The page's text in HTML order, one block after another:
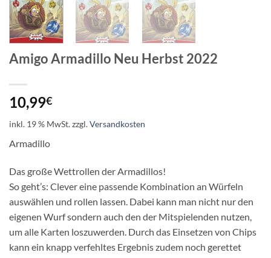
Amigo Armadillo Neu Herbst 2022
10,99€
inkl. 19 % MwSt.zzgl.Versandkosten
Armadillo
Das große Wettrollen der Armadillos!
So geht’s: Clever eine passende Kombination an Würfeln
auswählen und rollen lassen. Dabei kann man nicht nur den
eigenen Wurf sondern auch den der Mitspielenden nutzen,
um alle Karten loszuwerden. Durch das Einsetzen von Chips
kann ein knapp verfehltes Ergebnis zudem noch gerettet